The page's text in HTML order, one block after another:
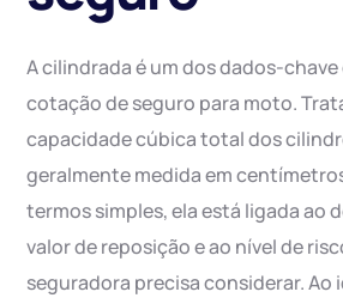
A cilindrada é um dos dados-
cotação de seguro para moto.
capacidade cúbica total dos
geralmente medida em
termos simples, ela está ligada ao
valor de reposição e ao nível de
seguradora precisa considerar.